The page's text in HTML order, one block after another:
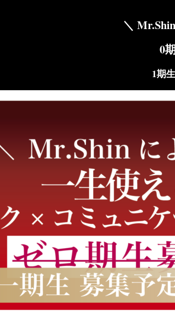
＼
0
1期